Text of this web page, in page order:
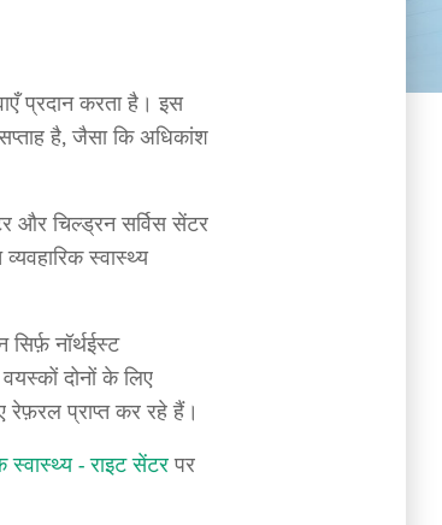
प्रदान करता है। इस
है, जैसा कि अधिकांश
और चिल्ड्रन सर्विस सेंटर
स्वास्थ्य
नॉर्थईस्ट
दोनों के लिए
रेफ़रल प्राप्त कर रहे हैं।
स्वास्थ्य - राइट सेंटरपर